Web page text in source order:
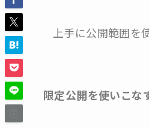
上手に公開範囲を
限定公開を使いこな